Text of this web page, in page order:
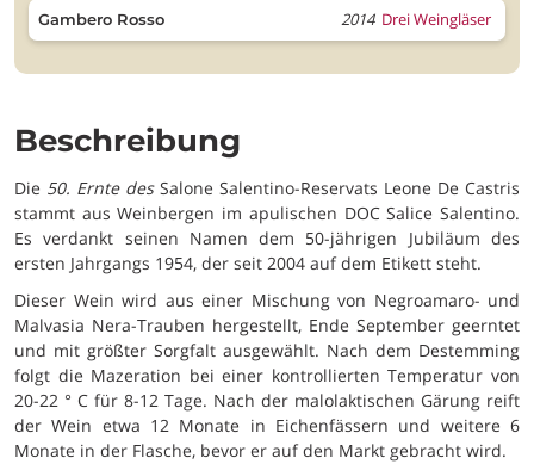
Gambero Rosso 2014 Drei Weingläser
Beschreibung
Die 50. Ernte desSalone Salentino-Reservats Leone De Castris
stammt aus Weinbergen im apulischen DOC Salice Salentino.
Es verdankt seinen Namen dem 50-jährigen Jubiläum des
ersten Jahrgangs 1954, der seit 2004 auf dem Etikett steht.
Dieser Wein wird aus einer Mischung von Negroamaro- und
Malvasia Nera-Trauben hergestellt, Ende September geerntet
und mit größter Sorgfalt ausgewählt. Nach dem Destemming
folgt die Mazeration bei einer kontrollierten Temperatur von
20-22 ° C für 8-12 Tage. Nach der malolaktischen Gärung reift
der Wein etwa 12 Monate in Eichenfässern und weitere 6
Monate in der Flasche, bevor er auf den Markt gebracht wird.